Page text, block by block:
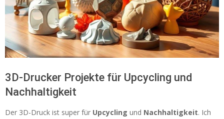
3D-Drucker Projekte für Upcycling und
Nachhaltigkeit
Der 3D-Druck ist super für Upcycling und Nachhaltigkeit. Ich